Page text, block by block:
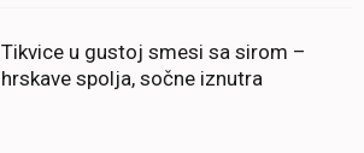
Tikvice u gustoj smesi sa sirom –
hrskave spolja, sočne iznutra